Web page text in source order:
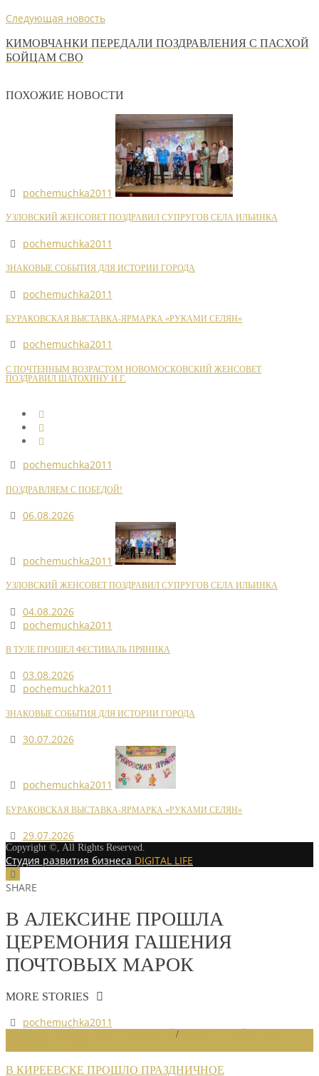
Следующая новость
КИМОВЧАНКИ ПЕРЕДАЛИ ПОЗДРАВЛЕНИЯ С ПАСХОЙ
БОЙЦАМ СВО
ПОХОЖИЕ НОВОСТИ
pochemuchka2011
УЗЛОВСКИЙ ЖЕНСОВЕТ ПОЗДРАВИЛ СУПРУГОВ СЕЛА ИЛЬИНКА
pochemuchka2011
ЗНАКОВЫЕ СОБЫТИЯ ДЛЯ ИСТОРИИ ГОРОДА
pochemuchka2011
БУРАКОВСКАЯ ВЫСТАВКА-ЯРМАРКА «РУКАМИ СЕЛЯН»
pochemuchka2011
С ПОЧТЕННЫМ ВОЗРАСТОМ НОВОМОСКОВСКИЙ ЖЕНСОВЕТ
ПОЗДРАВИЛ ШАТОХИНУ И.Г.
pochemuchka2011
ПОЗДРАВЛЯЕМ С ПОБЕДОЙ!
06.08.2026
pochemuchka2011
УЗЛОВСКИЙ ЖЕНСОВЕТ ПОЗДРАВИЛ СУПРУГОВ СЕЛА ИЛЬИНКА
04.08.2026
pochemuchka2011
В ТУЛЕ ПРОШЕЛ ФЕСТИВАЛЬ ПРЯНИКА
03.08.2026
pochemuchka2011
ЗНАКОВЫЕ СОБЫТИЯ ДЛЯ ИСТОРИИ ГОРОДА
30.07.2026
pochemuchka2011
БУРАКОВСКАЯ ВЫСТАВКА-ЯРМАРКА «РУКАМИ СЕЛЯН»
29.07.2026
Copyright ©, All Rights Reserved.
Студия развития бизнеса DIGITAL LIFE
SHARE
В АЛЕКСИНЕ ПРОШЛА
ЦЕРЕМОНИЯ ГАШЕНИЯ
ПОЧТОВЫХ МАРОК
MORE STORIES
pochemuchka2011
/
В КИРЕЕВСКЕ ПРОШЛО ПРАЗДНИЧНОЕ